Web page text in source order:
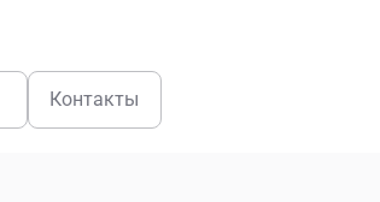
Контакты